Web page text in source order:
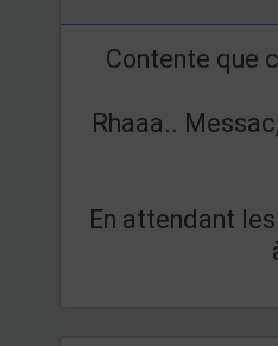
Contente que
Rhaaa..
En attendant